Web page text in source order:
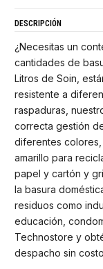
DESCRIPCIÓN
¿Necesitas un
cantidades de
Litros de Soin,
resistente a
raspaduras,
correcta gestión
diferentes
amarillo para
papel y cartón y
la basura
residuos como
educación,
Technostore y
despacho sin